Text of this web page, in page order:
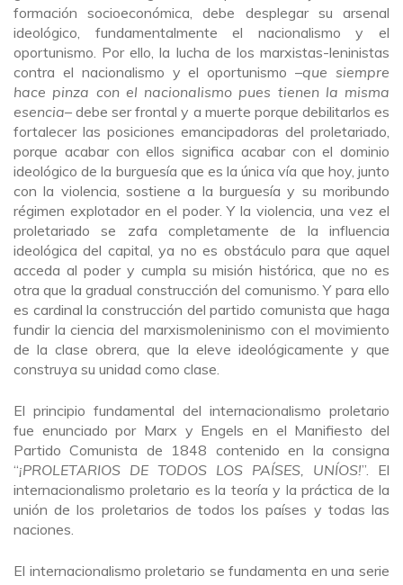
formación socioeconómica, debe desplegar su arsenal
ideológico, fundamentalmente el nacionalismo y el
oportunismo. Por ello, la lucha de los marxistas-leninistas
contra el nacionalismo y el oportunismo –que siempre
hace pinza con el nacionalismo pues tienen la misma
esencia– debe ser frontal y a muerte porque debilitarlos es
fortalecer las posiciones emancipadoras del proletariado,
porque acabar con ellos significa acabar con el dominio
ideológico de la burguesía que es la única vía que hoy, junto
con la violencia, sostiene a la burguesía y su moribundo
régimen explotador en el poder. Y la violencia, una vez el
proletariado se zafa completamente de la influencia
ideológica del capital, ya no es obstáculo para que aquel
acceda al poder y cumpla su misión histórica, que no es
otra que la gradual construcción del comunismo. Y para ello
es cardinal la construcción del partido comunista que haga
fundir la ciencia del marxismoleninismo con el movimiento
de la clase obrera, que la eleve ideológicamente y que
construya su unidad como clase.
El principio fundamental del internacionalismo proletario
fue enunciado por Marx y Engels en el Manifiesto del
Partido Comunista de 1848 contenido en la consigna
“¡PROLETARIOS DE TODOS LOS PAÍSES, UNÍOS!”. El
internacionalismo proletario es la teoría y la práctica de la
unión de los proletarios de todos los países y todas las
naciones.
El internacionalismo proletario se fundamenta en una serie